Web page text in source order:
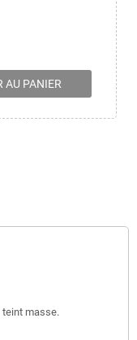
AU PANIER
teint masse.